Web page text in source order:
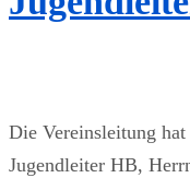
Die Vereinsleitung
Jugendleiter HB,